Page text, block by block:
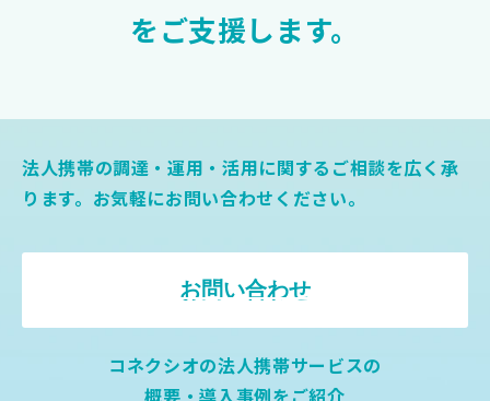
をご支援します。
法人携帯の調達・運用・活用に関するご相談を広く承
ります。お気軽にお問い合わせください。
お問い合わせ
コネクシオの法人携帯サービスの
概要・導入事例をご紹介